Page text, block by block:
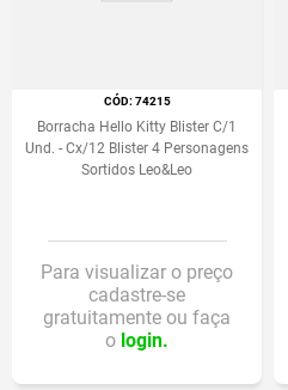
:74215
Borracha Hello Kitty Blister C/1
Und. - Cx/12 Blister 4 Personagens
Sortidos Leo&Leo
Para visualizar o preço
cadastre-se
gratuitamente ou faça
o login.